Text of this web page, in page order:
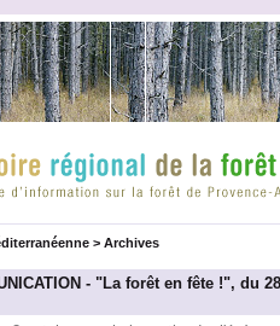
> Archives
- "La forêt en fête !", du